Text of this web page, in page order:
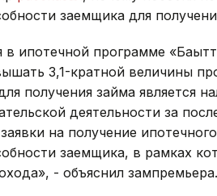
заемщика для
в ипотечной программе
3,1-кратной величины
получения займа является
деятельности за
на получение
заемщика, в рамках
- объяснил зампремьера.